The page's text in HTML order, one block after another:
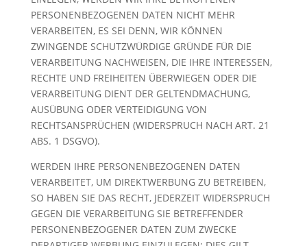
PERSONENBEZOGENEN DATEN NICHT MEHR
VERARBEITEN, ES SEI DENN, WIR KÖNNEN
ZWINGENDE SCHUTZWÜRDIGE GRÜNDE FÜR DIE
VERARBEITUNG NACHWEISEN, DIE IHRE INTERESSEN,
RECHTE UND FREIHEITEN ÜBERWIEGEN ODER DIE
VERARBEITUNG DIENT DER GELTENDMACHUNG,
AUSÜBUNG ODER VERTEIDIGUNG VON
RECHTSANSPRÜCHEN (WIDERSPRUCH NACH ART. 21
ABS. 1 DSGVO).
WERDEN IHRE PERSONENBEZOGENEN DATEN
VERARBEITET, UM DIREKTWERBUNG ZU BETREIBEN,
SO HABEN SIE DAS RECHT, JEDERZEIT WIDERSPRUCH
GEGEN DIE VERARBEITUNG SIE BETREFFENDER
PERSONENBEZOGENER DATEN ZUM ZWECKE